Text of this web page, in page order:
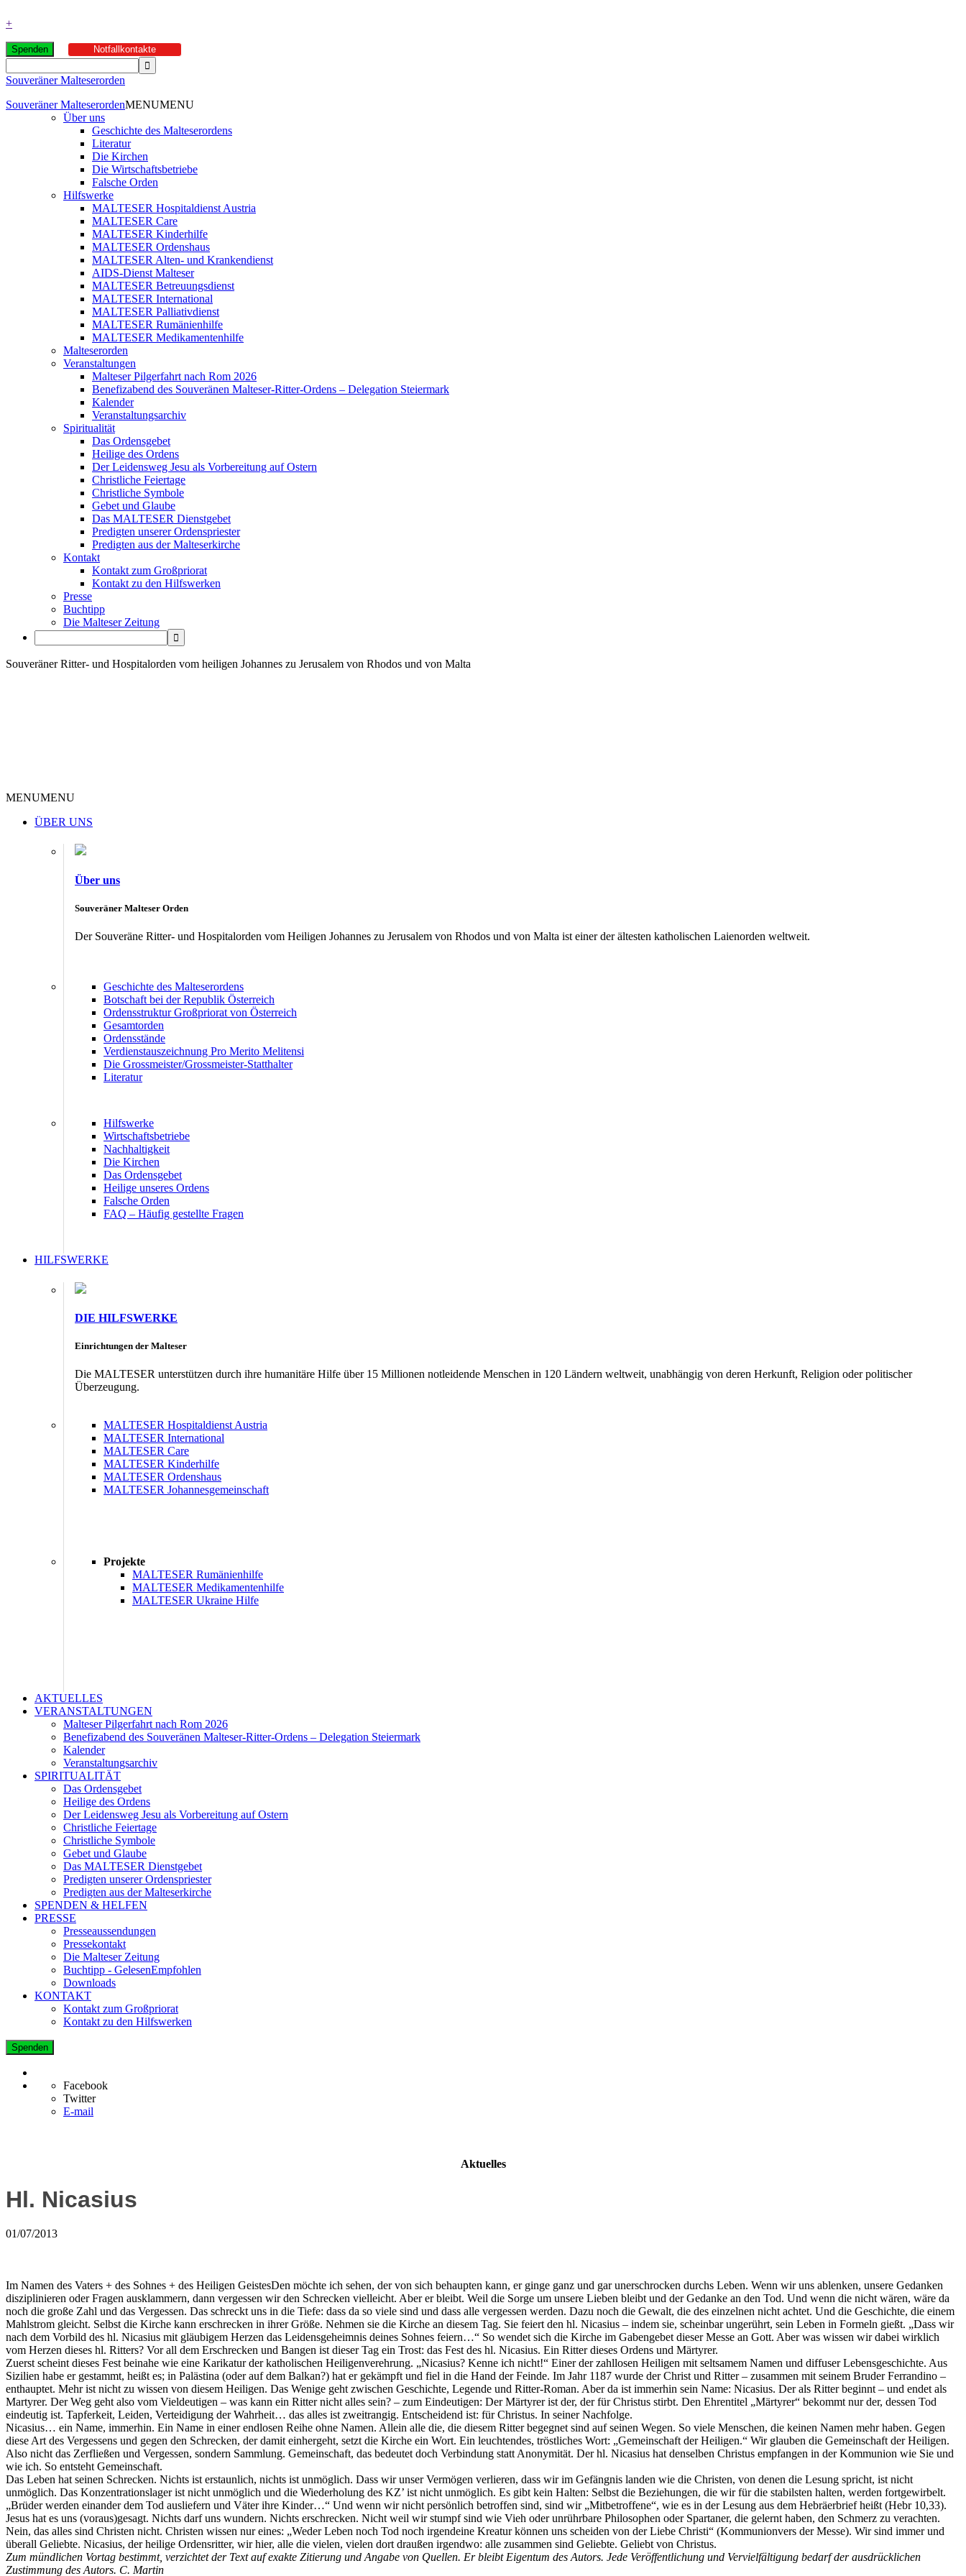
+
Spenden Notfallkontakte
Souveräner Malteserorden
Souveräner MalteserordenMENUMENU
Über uns
Geschichte des Malteserordens
Literatur
Die Kirchen
Die Wirtschaftsbetriebe
Falsche Orden
Hilfswerke
MALTESER Hospitaldienst Austria
MALTESER Care
MALTESER Kinderhilfe
MALTESER Ordenshaus
MALTESER Alten- und Krankendienst
AIDS-Dienst Malteser
MALTESER Betreuungsdienst
MALTESER International
MALTESER Palliativdienst
MALTESER Rumänienhilfe
MALTESER Medikamentenhilfe
Malteserorden
Veranstaltungen
Malteser Pilgerfahrt nach Rom 2026
Benefizabend des Souveränen Malteser-Ritter-Ordens – Delegation Steiermark
Kalender
Veranstaltungsarchiv
Spiritualität
Das Ordensgebet
Heilige des Ordens
Der Leidensweg Jesu als Vorbereitung auf Ostern
Christliche Feiertage
Christliche Symbole
Gebet und Glaube
Das MALTESER Dienstgebet
Predigten unserer Ordenspriester
Predigten aus der Malteserkirche
Kontakt
Kontakt zum Großpriorat
Kontakt zu den Hilfswerken
Presse
Buchtipp
Die Malteser Zeitung
Souveräner Ritter- und Hospitalorden vom heiligen Johannes zu Jerusalem von Rhodos und von Malta
MENUMENU
ÜBER UNS
Über uns
Souveräner Malteser Orden
Der Souveräne Ritter- und Hospitalorden vom Heiligen Johannes zu Jerusalem von Rhodos und von Malta ist einer der ältesten katholischen Laienorden weltweit.
Geschichte des Malteserordens
Botschaft bei der Republik Österreich
Ordensstruktur Großpriorat von Österreich
Gesamtorden
Ordensstände
Verdienstauszeichnung Pro Merito Melitensi
Die Grossmeister/Grossmeister-Statthalter
Literatur
Hilfswerke
Wirtschaftsbetriebe
Nachhaltigkeit
Die Kirchen
Das Ordensgebet
Heilige unseres Ordens
Falsche Orden
FAQ – Häufig gestellte Fragen
HILFSWERKE
DIE HILFSWERKE
Einrichtungen der Malteser
Die MALTESER unterstützen durch ihre humanitäre Hilfe über 15 Millionen notleidende Menschen in 120 Ländern weltweit, unabhängig von deren Herkunft, Religion oder politischer
Überzeugung.
MALTESER Hospitaldienst Austria
MALTESER International
MALTESER Care
MALTESER Kinderhilfe
MALTESER Ordenshaus
MALTESER Johannesgemeinschaft
Projekte
MALTESER Rumänienhilfe
MALTESER Medikamentenhilfe
MALTESER Ukraine Hilfe
AKTUELLES
VERANSTALTUNGEN
Malteser Pilgerfahrt nach Rom 2026
Benefizabend des Souveränen Malteser-Ritter-Ordens – Delegation Steiermark
Kalender
Veranstaltungsarchiv
SPIRITUALITÄT
Das Ordensgebet
Heilige des Ordens
Der Leidensweg Jesu als Vorbereitung auf Ostern
Christliche Feiertage
Christliche Symbole
Gebet und Glaube
Das MALTESER Dienstgebet
Predigten unserer Ordenspriester
Predigten aus der Malteserkirche
SPENDEN & HELFEN
PRESSE
Presseaussendungen
Pressekontakt
Die Malteser Zeitung
Buchtipp - GelesenEmpfohlen
Downloads
KONTAKT
Kontakt zum Großpriorat
Kontakt zu den Hilfswerken
Spenden
Facebook
Twitter
E-mail
Aktuelles
Hl. Nicasius
01/07/2013
Im Namen des Vaters + des Sohnes + des Heiligen GeistesDen möchte ich sehen, der von sich behaupten kann, er ginge ganz und gar unerschrocken durchs Leben. Wenn wir uns ablenken, unsere Gedanken
disziplinieren oder Fragen ausklammern, dann vergessen wir den Schrecken vielleicht. Aber er bleibt. Weil die Sorge um unsere Lieben bleibt und der Gedanke an den Tod. Und wenn die nicht wären, wäre da
noch die große Zahl und das Vergessen. Das schreckt uns in die Tiefe: dass da so viele sind und dass alle vergessen werden. Dazu noch die Gewalt, die des einzelnen nicht achtet. Und die Geschichte, die einem
Mahlstrom gleicht. Selbst die Kirche kann erschrecken in ihrer Größe. Nehmen sie die Kirche an diesem Tag. Sie feiert den hl. Nicasius – indem sie, scheinbar ungerührt, sein Leben in Formeln gießt. „Dass wir
nach dem Vorbild des hl. Nicasius mit gläubigem Herzen das Leidensgeheimnis deines Sohnes feiern…“ So wendet sich die Kirche im Gabengebet dieser Messe an Gott. Aber was wissen wir dabei wirklich
vom Herzen dieses hl. Ritters? Vor all dem Erschrecken und Bangen ist dieser Tag ein Trost: das Fest des hl. Nicasius. Ein Ritter dieses Ordens und Märtyrer.
Zuerst scheint dieses Fest beinahe wie eine Karikatur der katholischen Heiligenverehrung. „Nicasius? Kenne ich nicht!“ Einer der zahllosen Heiligen mit seltsamem Namen und diffuser Lebensgeschichte. Aus
Sizilien habe er gestammt, heißt es; in Palästina (oder auf dem Balkan?) hat er gekämpft und fiel in die Hand der Feinde. Im Jahr 1187 wurde der Christ und Ritter – zusammen mit seinem Bruder Ferrandino –
enthauptet. Mehr ist nicht zu wissen von diesem Heiligen. Das Wenige geht zwischen Geschichte, Legende und Ritter-Roman. Aber da ist immerhin sein Name: Nicasius. Der als Ritter beginnt – und endet als
Martyrer. Der Weg geht also vom Vieldeutigen – was kann ein Ritter nicht alles sein? – zum Eindeutigen: Der Märtyrer ist der, der für Christus stirbt. Den Ehrentitel „Märtyrer“ bekommt nur der, dessen Tod
eindeutig ist. Tapferkeit, Leiden, Verteidigung der Wahrheit… das alles ist zweitrangig. Entscheidend ist: für Christus. In seiner Nachfolge.
Nicasius… ein Name, immerhin. Ein Name in einer endlosen Reihe ohne Namen. Allein alle die, die diesem Ritter begegnet sind auf seinen Wegen. So viele Menschen, die keinen Namen mehr haben. Gegen
diese Art des Vergessens und gegen den Schrecken, der damit einhergeht, setzt die Kirche ein Wort. Ein leuchtendes, tröstliches Wort: „Gemeinschaft der Heiligen.“ Wir glauben die Gemeinschaft der Heiligen.
Also nicht das Zerfließen und Vergessen, sondern Sammlung. Gemeinschaft, das bedeutet doch Verbindung statt Anonymität. Der hl. Nicasius hat denselben Christus empfangen in der Kommunion wie Sie und
wie ich. So entsteht Gemeinschaft.
Das Leben hat seinen Schrecken. Nichts ist erstaunlich, nichts ist unmöglich. Dass wir unser Vermögen verlieren, dass wir im Gefängnis landen wie die Christen, von denen die Lesung spricht, ist nicht
unmöglich. Das Konzentrationslager ist nicht unmöglich und die Wiederholung des KZ’ ist nicht unmöglich. Es gibt kein Halten: Selbst die Beziehungen, die wir für die stabilsten halten, werden fortgewirbelt.
„Brüder werden einander dem Tod ausliefern und Väter ihre Kinder…“ Und wenn wir nicht persönlich betroffen sind, sind wir „Mitbetroffene“, wie es in der Lesung aus dem Hebräerbrief heißt (Hebr 10,33).
Jesus hat es uns (voraus)gesagt. Nichts darf uns wundern. Nichts erschrecken. Nicht weil wir stumpf sind wie Vieh oder unrührbare Philosophen oder Spartaner, die gelernt haben, den Schmerz zu verachten.
Nein, das alles sind Christen nicht. Christen wissen nur eines: „Weder Leben noch Tod noch irgendeine Kreatur können uns scheiden von der Liebe Christi“ (Kommunionvers der Messe). Wir sind immer und
überall Geliebte. Nicasius, der heilige Ordensritter, wir hier, alle die vielen, vielen dort draußen irgendwo: alle zusammen sind Geliebte. Geliebt von Christus.
Zum mündlichen Vortag bestimmt, verzichtet der Text auf exakte Zitierung und Angabe von Quellen. Er bleibt Eigentum des Autors. Jede Veröffentlichung und Vervielfältigung bedarf der ausdrücklichen
Zustimmung des Autors. C. Martin